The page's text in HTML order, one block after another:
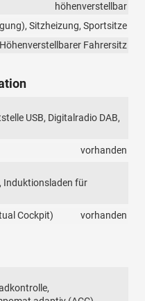
höhenverstellbar
Sitzheizung, Sportsitze
Höhenverstellbarer Fahrersitz
USB, Digitalradio DAB,
vorhanden
Induktionsladen für
Cockpit)
vorhanden